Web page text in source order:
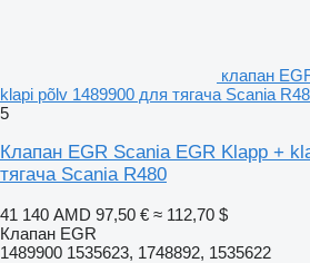
клапан
klapi põlv 1489900 для тягача Scania
5
Клапан EGR Scania EGR Klapp +
тягача Scania R480
41 140 AMD 97,50 € ≈ 112,70 $
Клапан EGR
1489900 1535623, 1748892, 1535622